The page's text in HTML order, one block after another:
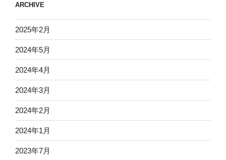
ARCHIVE
2025年2月
2024年5月
2024年4月
2024年3月
2024年2月
2024年1月
2023年7月